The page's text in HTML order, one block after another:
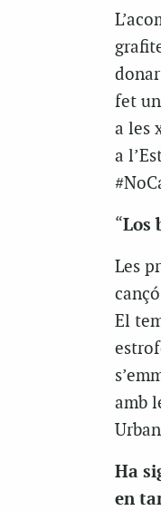
fet
a les
a
“Los
Les
El
amb
Ha
en